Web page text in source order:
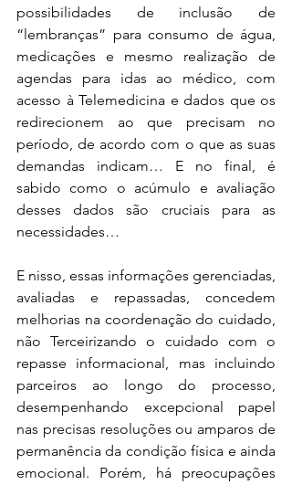
possibilidades de inclusão de
“lembranças” para consumo de água,
medicações e mesmo realização de
agendas para idas ao médico, com
acesso à Telemedicina e dados que os
redirecionem ao que precisam no
período, de acordo com o que as suas
demandas indicam… E no final, é
sabido como o acúmulo e avaliação
desses dados são cruciais para as
necessidades…
E nisso, essas informações gerenciadas,
avaliadas e repassadas, concedem
melhorias na coordenação do cuidado,
não Terceirizando o cuidado com o
repasse informacional, mas incluindo
parceiros ao longo do processo,
desempenhando excepcional papel
nas precisas resoluções ou amparos de
permanência da condição física e ainda
emocional. Porém, há preocupações